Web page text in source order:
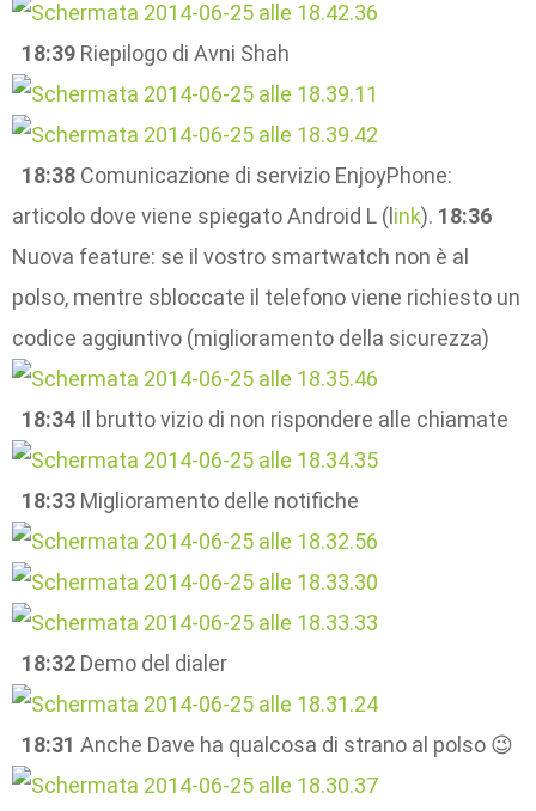
18:39 Riepilogo di Avni Shah
18:38 Comunicazione di servizio EnjoyPhone:
articolo dove viene spiegato Android L (link). 18:36
Nuova feature: se il vostro smartwatch non è al
polso, mentre sbloccate il telefono viene richiesto un
codice aggiuntivo (miglioramento della sicurezza)
18:34 Il brutto vizio di non rispondere alle chiamate
18:33 Miglioramento delle notifiche
18:32 Demo del dialer
18:31 Anche Dave ha qualcosa di strano al polso 😉